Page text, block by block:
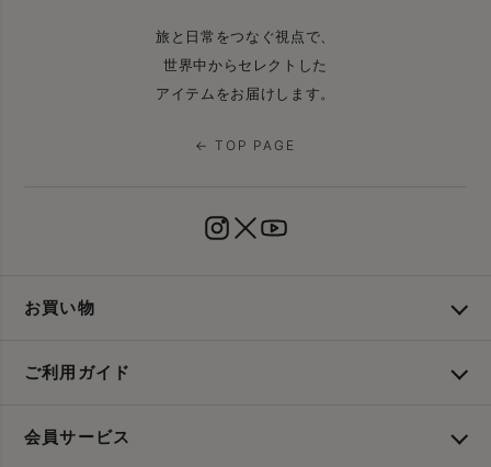
旅と日常をつなぐ視点で、
世界中からセレクトした
アイテムをお届けします。
← TOP PAGE
お買い物
ご利用ガイド
会員サービス